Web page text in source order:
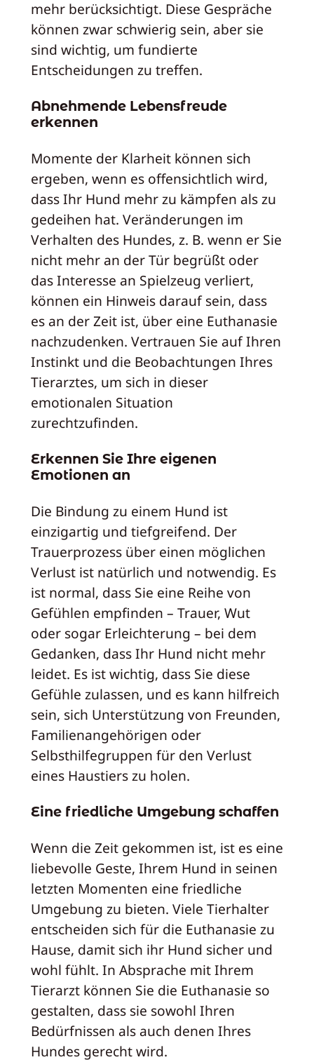
mehr berücksichtigt. Diese Gespräche
können zwar schwierig sein, aber sie
sind wichtig, um fundierte
Entscheidungen zu treffen.
Abnehmende Lebensfreude
erkennen
Momente der Klarheit können sich
ergeben, wenn es offensichtlich wird,
dass Ihr Hund mehr zu kämpfen als zu
gedeihen hat. Veränderungen im
Verhalten des Hundes, z. B. wenn er Sie
nicht mehr an der Tür begrüßt oder
das Interesse an Spielzeug verliert,
können ein Hinweis darauf sein, dass
es an der Zeit ist, über eine Euthanasie
nachzudenken. Vertrauen Sie auf Ihren
Instinkt und die Beobachtungen Ihres
Tierarztes, um sich in dieser
emotionalen Situation
zurechtzufinden.
Erkennen Sie Ihre eigenen
Emotionen an
Die Bindung zu einem Hund ist
einzigartig und tiefgreifend. Der
Trauerprozess über einen möglichen
Verlust ist natürlich und notwendig. Es
ist normal, dass Sie eine Reihe von
Gefühlen empfinden – Trauer, Wut
oder sogar Erleichterung – bei dem
Gedanken, dass Ihr Hund nicht mehr
leidet. Es ist wichtig, dass Sie diese
Gefühle zulassen, und es kann hilfreich
sein, sich Unterstützung von Freunden,
Familienangehörigen oder
Selbsthilfegruppen für den Verlust
eines Haustiers zu holen.
Eine friedliche Umgebung schaffen
Wenn die Zeit gekommen ist, ist es eine
liebevolle Geste, Ihrem Hund in seinen
letzten Momenten eine friedliche
Umgebung zu bieten. Viele Tierhalter
entscheiden sich für die Euthanasie zu
Hause, damit sich ihr Hund sicher und
wohl fühlt. In Absprache mit Ihrem
Tierarzt können Sie die Euthanasie so
gestalten, dass sie sowohl Ihren
Bedürfnissen als auch denen Ihres
Hundes gerecht wird.